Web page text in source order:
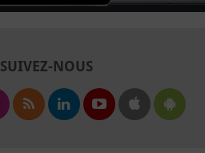
SUIVEZ-NOUS